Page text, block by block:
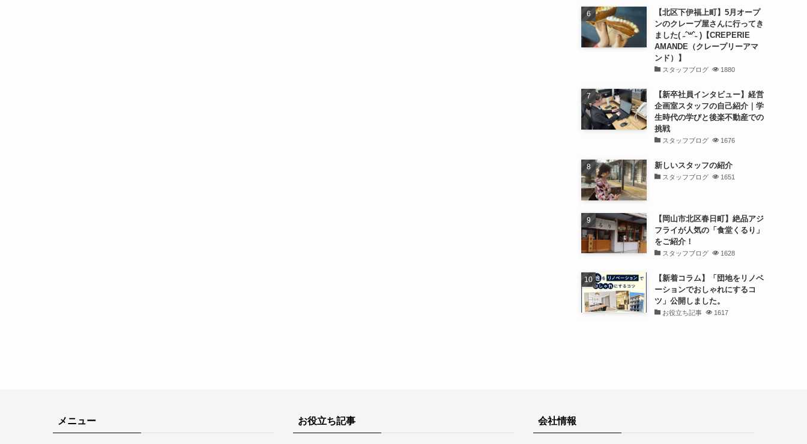
【北区下伊福上町】5月オープ
ンのクレープ屋さんに行ってき
ました( ˶ˆ꒳ˆ˵ )【CREPERIE
AMANDE（クレープリーアマ
ンド）】
スタッフブログ 1880
【新卒社員インタビュー】経営
企画室スタッフの自己紹介｜学
生時代の学びと後楽不動産での
挑戦
スタッフブログ 1676
新しいスタッフの紹介
スタッフブログ 1651
【岡山市北区春日町】絶品アジ
フライが人気の「食堂くるり」
をご紹介！
スタッフブログ 1628
【新着コラム】「団地をリノベ
ーションでおしゃれにするコ
ツ」公開しました。
お役立ち記事 1617
メニュー お役立ち記事 会社情報